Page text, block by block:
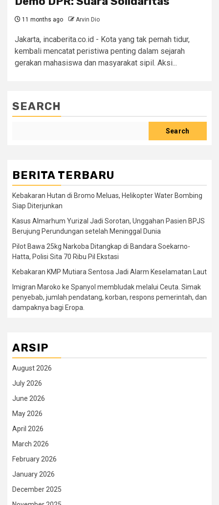
11 months ago Arvin Dio
Jakarta, incaberita.co.id - Kota yang tak pernah tidur,
kembali mencatat peristiwa penting dalam sejarah
gerakan mahasiswa dan masyarakat sipil. Aksi...
SEARCH
Search
BERITA TERBARU
Kebakaran Hutan di Bromo Meluas, Helikopter Water Bombing
Siap Diterjunkan
Kasus Almarhum Yurizal Jadi Sorotan, Unggahan Pasien BPJS
Berujung Perundungan setelah Meninggal Dunia
Pilot Bawa 25kg Narkoba Ditangkap di Bandara Soekarno-
Hatta, Polisi Sita 70 Ribu Pil Ekstasi
Kebakaran KMP Mutiara Sentosa Jadi Alarm Keselamatan Laut
Imigran Maroko ke Spanyol membludak melalui Ceuta. Simak
penyebab, jumlah pendatang, korban, respons pemerintah, dan
dampaknya bagi Eropa.
ARSIP
August 2026
July 2026
June 2026
May 2026
April 2026
March 2026
February 2026
January 2026
December 2025